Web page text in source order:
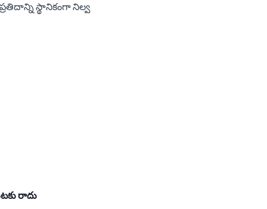
స్థానికంగా నిల్వ
రాదు